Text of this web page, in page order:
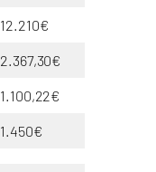
12.210€
2.367,30€
1.100,22€
1.450€